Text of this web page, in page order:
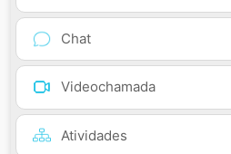
Chat
Videochamada
Atividades